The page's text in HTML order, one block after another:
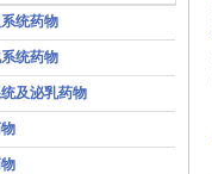
统药物
统药物
及泌乳药物